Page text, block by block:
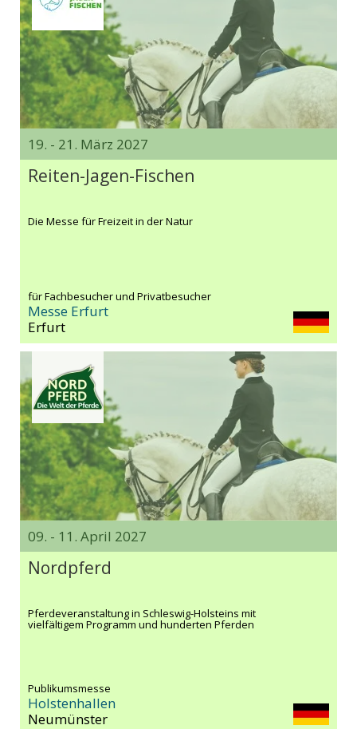
19. - 21. März 2027
Reiten-Jagen-Fischen
Die Messe für Freizeit in der Natur
für Fachbesucher und Privatbesucher
Messe Erfurt
Erfurt
09. - 11. April 2027
Nordpferd
Pferdeveranstaltung in Schleswig-Holsteins mit
vielfältigem Programm und hunderten Pferden
Publikumsmesse
Holstenhallen
Neumünster